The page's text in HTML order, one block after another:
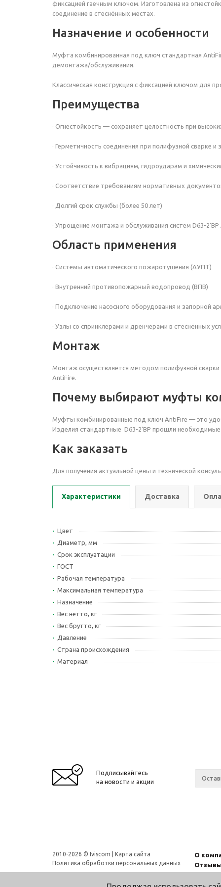
фиксацией гаечным ключом. Изготовлена из
соединение в стеснённых местах.
Назначение и особенности
Муфта комбинированная под ключ стандартная
демонтажа/обслуживания.
Классическая конструкция с фиксацией ключом для
Преимущества
· Огнестойкость — сохраняет целостность при
· Герметичность соединения при полифузной сварке и
· Устойчивость к вибрациям, гидроударам и
· Соответствие требованиям нормативных
· Долгий срок службы (более 50 лет)
· Упрощение монтажа и обслуживания систем D63-2'ВР
Область применения
· Системы автоматического пожаротушения (АУПТ)
· Внутренний противопожарный водопровод (ВПВ)
· Подключение насосного оборудования и запорной
· Узлы со спринклерами и дренчерами в стеснённых
Монтаж
Монтаж осуществляется методом полифузной
AntiFire.
Почему выбирают муфты
Муфты комбинированные под ключ AntiFire — это
Изделия стандартные D63-2'ВР прошли
Как заказать
Для получения актуальной цены и технической
Характеристики Доставка
Цвет
Диаметр, мм
Срок эксплуатации
ГОСТ
Рабочая температура
Максимальная температура
Назначение
Вес нетто, кг
Вес брутто, кг
Давление
Страна происхождения
Материал
Подписывайтесь
на новости и акции
2010-2026 © Iviscom | Карта сайта
Политика обработки персональных данных
О